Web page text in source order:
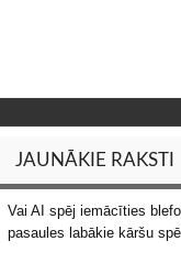
JAUNĀKIE RAKSTI
Vai AI spēj iemācīties
pasaules labākie kāršu